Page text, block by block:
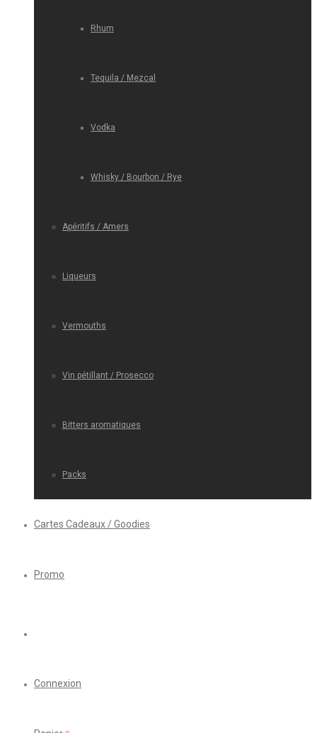
Rhum
Tequila / Mezcal
Vodka
Whisky / Bourbon / Rye
Apéritifs / Amers
Liqueurs
Vermouths
Vin pétillant / Prosecco
Bitters aromatiques
Packs
Cartes Cadeaux / Goodies
Promo
Connexion